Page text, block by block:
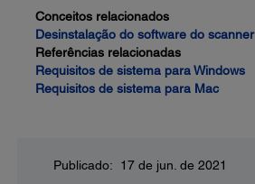
Conceitos relacionados
Desinstalação do software do scanner
Referências relacionadas
Requisitos de sistema para Windows
Requisitos de sistema para Mac
Publicado: 17 de jun. de 2021